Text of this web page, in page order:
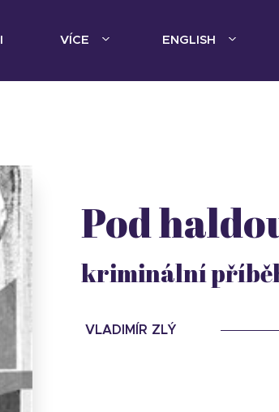
VÍCE ENGLISH
Pod
kriminální
VLADIMÍR ZLÝ